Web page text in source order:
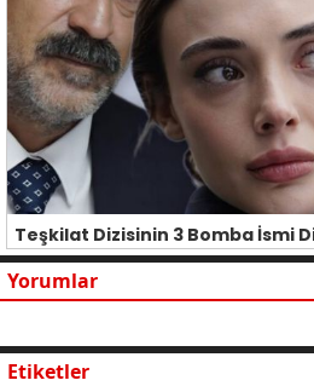
Teşkilat Dizisinin 3 Bomba İsmi
Yorumlar
Etiketler